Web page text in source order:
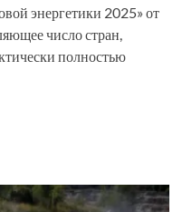
энергетики 2025» от
число стран,
полностью